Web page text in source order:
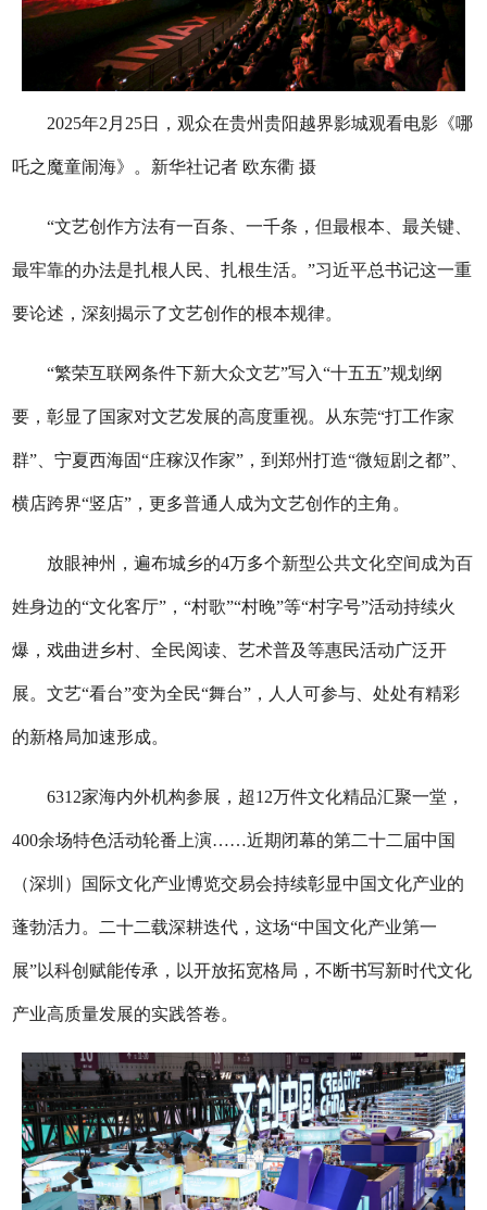
2025年2月25日，观众在贵州贵阳越界影城观看电影《哪
吒之魔童闹海》。新华社记者 欧东衢 摄
“文艺创作方法有一百条、一千条，但最根本、最关键、
最牢靠的办法是扎根人民、扎根生活。”习近平总书记这一重
要论述，深刻揭示了文艺创作的根本规律。
“繁荣互联网条件下新大众文艺”写入“十五五”规划纲
要，彰显了国家对文艺发展的高度重视。从东莞“打工作家
群”、宁夏西海固“庄稼汉作家”，到郑州打造“微短剧之都”、
横店跨界“竖店”，更多普通人成为文艺创作的主角。
放眼神州，遍布城乡的4万多个新型公共文化空间成为百
姓身边的“文化客厅”，“村歌”“村晚”等“村字号”活动持续火
爆，戏曲进乡村、全民阅读、艺术普及等惠民活动广泛开
展。文艺“看台”变为全民“舞台”，人人可参与、处处有精彩
的新格局加速形成。
6312家海内外机构参展，超12万件文化精品汇聚一堂，
400余场特色活动轮番上演……近期闭幕的第二十二届中国
（深圳）国际文化产业博览交易会持续彰显中国文化产业的
蓬勃活力。二十二载深耕迭代，这场“中国文化产业第一
展”以科创赋能传承，以开放拓宽格局，不断书写新时代文化
产业高质量发展的实践答卷。